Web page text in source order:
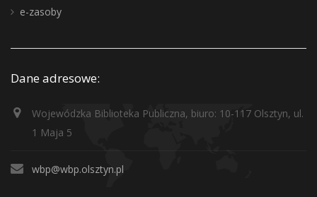
e-zasoby
Dane adresowe:
Wojewódzka Biblioteka Publiczna, biuro: 10-117 Olsztyn, ul.
1 Maja 5
wbp@wbp.olsztyn.pl